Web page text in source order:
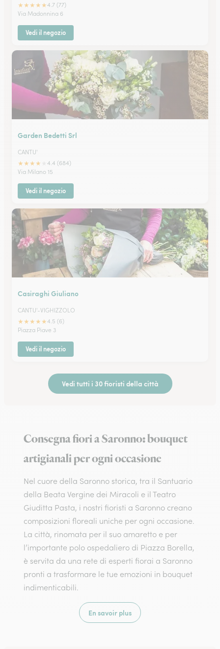
★★★★★4.7 (77)
Via Madonnina 6
Vedi il negozio
Garden Bedetti Srl
CANTU'
★★★★
4.4 (684)
Via Milano 15
Vedi il negozio
Casiraghi Giuliano
CANTU'-VIGHIZZOLO
★★★★★4.5 (6)
Piazza Piave 3
Vedi il negozio
Vedi tutti i 30 fioristi della città
Consegna fiori a Saronno: bouquet
artigianali per ogni occasione
Nel cuore della Saronno storica, tra il Santuario
della Beata Vergine dei Miracoli e il Teatro
Giuditta Pasta, i nostri fioristi a Saronno creano
composizioni floreali uniche per ogni occasione.
La città, rinomata per il suo amaretto e per
l’importante polo ospedaliero di Piazza Borella,
è servita da una rete di esperti fiorai a Saronno
pronti a trasformare le tue emozioni in bouquet
indimenticabili.
En savoir plus